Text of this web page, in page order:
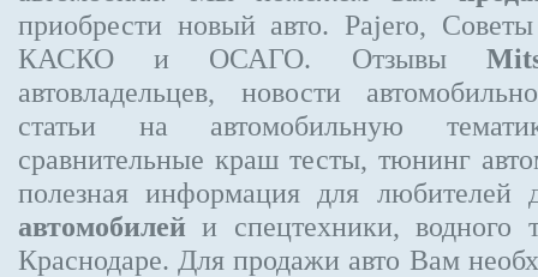
приобрести новый авто. Pajero,
КАСКО и ОСАГО. Отзывы
автовладельцев, новости
статьи на автомобильную
сравнительные краш тесты, тюнинг
полезная информация для любителей
автомобилей и спецтехники, водного
Краснодаре. Для продажи авто Вам